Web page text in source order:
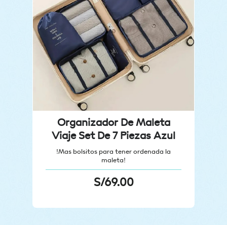
Organizador De Maleta
Viaje Set De 7 Piezas Azul
!Mas bolsitos para tener ordenada la
maleta!
S/69.00